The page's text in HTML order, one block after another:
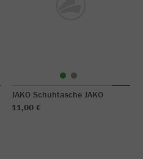
JAKO Schuhtasche JAKO
11,00 €